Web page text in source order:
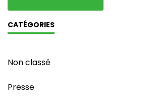
CATÉGORIES
Non classé
Presse